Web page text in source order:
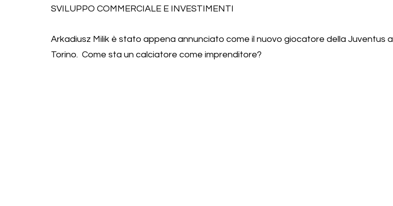
SVILUPPO COMMERCIALE E INVESTIMENTI
Arkadiusz Milik è stato appena annunciato come il nuovo giocatore della Juventus a
Torino.  Come sta un calciatore come imprenditore?